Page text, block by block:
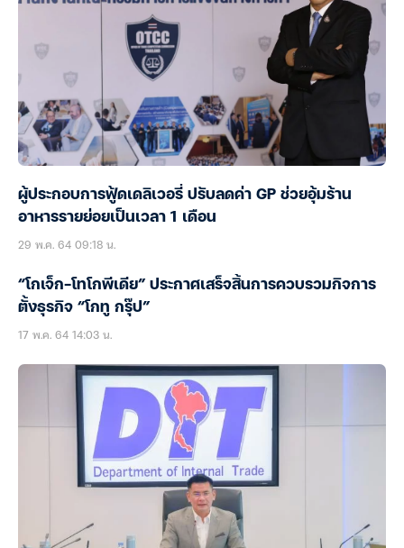
ผู้ประกอบการฟู้ดเดลิเวอรี่ ปรับลดค่า GP ช่วยอุ้มร้าน
อาหารรายย่อยเป็นเวลา 1 เดือน
29 พ.ค. 64 09:18 น.
“โกเจ็ก-โทโกพีเดีย” ประกาศเสร็จสิ้นการควบรวมกิจการ
ตั้งธุรกิจ “โกทู กรุ๊ป”
17 พ.ค. 64 14:03 น.